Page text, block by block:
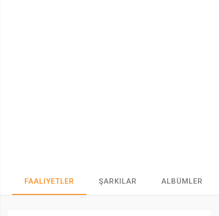
FAALIYETLER ŞARKILAR ALBÜMLER